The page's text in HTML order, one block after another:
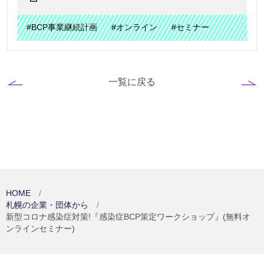
#BCP事業継続計画 #オンライン #セミナー
一覧に戻る
HOME
札幌の企業・団体から
新型コロナ感染症対策!『感染症BCP策定ワークショップ』(無料オ
ンラインセミナー)